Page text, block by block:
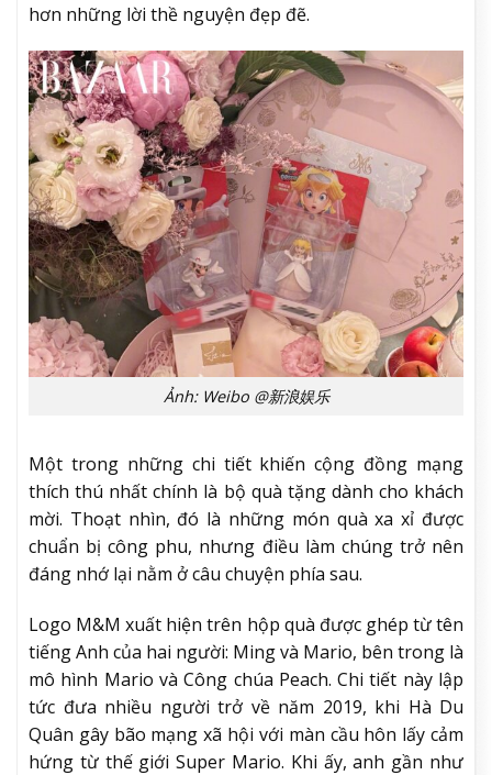
hơn những lời thề nguyện đẹp đẽ.
Ảnh: Weibo @新浪娱乐
Một trong những chi tiết khiến cộng đồng mạng
thích thú nhất chính là bộ quà tặng dành cho khách
mời. Thoạt nhìn, đó là những món quà xa xỉ được
chuẩn bị công phu, nhưng điều làm chúng trở nên
đáng nhớ lại nằm ở câu chuyện phía sau.
Logo M&M xuất hiện trên hộp quà được ghép từ tên
tiếng Anh của hai người: Ming và Mario, bên trong là
mô hình Mario và Công chúa Peach. Chi tiết này lập
tức đưa nhiều người trở về năm 2019, khi Hà Du
Quân gây bão mạng xã hội với màn cầu hôn lấy cảm
hứng từ thế giới Super Mario. Khi ấy, anh gần như